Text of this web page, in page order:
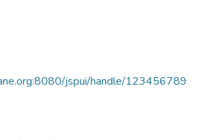
jspui/handle/123456789